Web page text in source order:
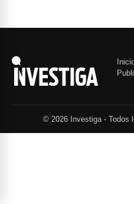
© 2026 Investiga - Todos